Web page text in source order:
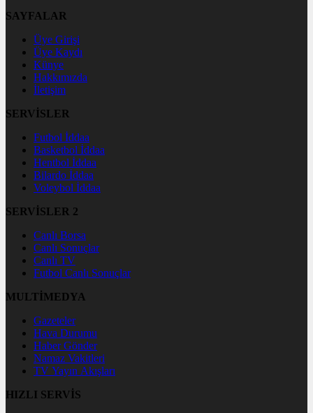
SAYFALAR
Üye Girişi
Üye Kaydı
Künye
Hakkımızda
İletişim
SERVİSLER
Futbol İddaa
Basketbol İddaa
Hentbol İddaa
Bilardo İddaa
Voleybol İddaa
SERVİSLER 2
Canlı Borsa
Canlı Sonuçlar
Canlı TV
Futbol Canlı Sonuçlar
MULTİMEDYA
Gazeteler
Hava Durumu
Haber Gönder
Namaz Vakitleri
TV Yayın Akışları
HIZLI SERVİS